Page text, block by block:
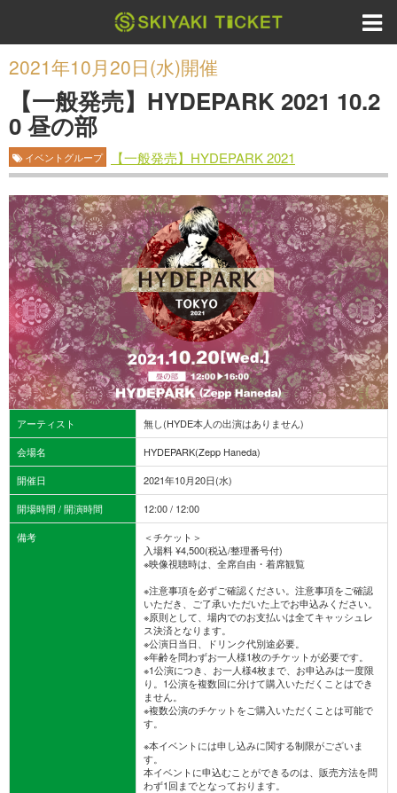
2021年10月20日(水)開催
【一般発売】HYDEPARK 2021 10.2
0 昼の部
イベントグループ 【一般発売】HYDEPARK 2021
アーティスト
無し(HYDE本人の出演はありません)
会場名
HYDEPARK(Zepp Haneda)
開催日
2021年10月20日(水)
開場時間 / 開演時間
12:00 / 12:00
備考
＜チケット＞
入場料 ¥4,500(税込/整理番号付)
※映像視聴時は、全席自由・着席観覧
※注意事項を必ずご確認ください。注意事項をご確認
いただき、ご了承いただいた上でお申込みください。
※原則として、場内でのお支払いは全てキャッシュレ
ス決済となります。
※公演日当日、ドリンク代別途必要。
※年齢を問わずお一人様1枚のチケットが必要です。
※1公演につき、お一人様4枚まで、お申込みは一度限
り。1公演を複数回に分けて購入いただくことはでき
ません。
※複数公演のチケットをご購入いただくことは可能で
す。
※本イベントには申し込みに関する制限がございま
す。
本イベントに申込むことができるのは、販売方法を問
わず1回までとなっております。